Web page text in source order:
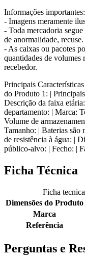
Informações importantes:
- Imagens meramente
- Toda mercadoria
de anormalidade, recuse.
- As caixas ou pacotes
quantidades de volumes
recebedor.
Principais
do Produto 1: |
Descrição da faixa
departamento: | Marca:
Volume de
Tamanho: | Baterias são
de resistência à água: |
público-alvo: | Fecho: |
Ficha Técnica
Ficha
Dimensões do Produto
Marca
Referência
Perguntas e